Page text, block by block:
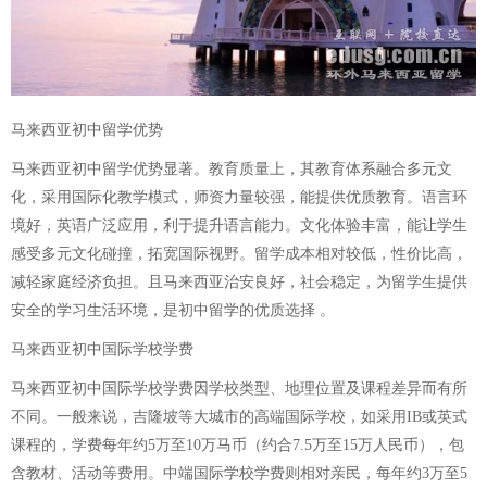
马来西亚初中留学优势
马来西亚初中留学优势显著。教育质量上，其教育体系融合多元文
化，采用国际化教学模式，师资力量较强，能提供优质教育。语言环
境好，英语广泛应用，利于提升语言能力。文化体验丰富，能让学生
感受多元文化碰撞，拓宽国际视野。留学成本相对较低，性价比高，
减轻家庭经济负担。且马来西亚治安良好，社会稳定，为留学生提供
安全的学习生活环境，是初中留学的优质选择 。
马来西亚初中国际学校学费
马来西亚初中国际学校学费因学校类型、地理位置及课程差异而有所
不同。一般来说，吉隆坡等大城市的高端国际学校，如采用IB或英式
课程的，学费每年约5万至10万马币（约合7.5万至15万人民币），包
含教材、活动等费用。中端国际学校学费则相对亲民，每年约3万至5